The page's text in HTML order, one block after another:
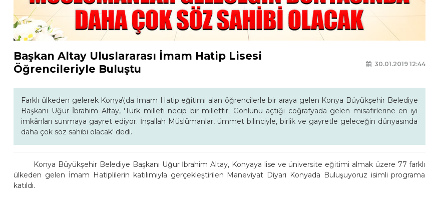
Başkan Altay Uluslararası İmam Hatip Lisesi
Öğrencileriyle Buluştu
30.01.2019 12:44
Farklı ülkeden gelerek Konya\'da İmam Hatip eğitimi alan öğrencilerle bir araya gelen Konya Büyükşehir Belediye
Başkanı Uğur İbrahim Altay, 'Türk milleti necip bir millettir. Gönlünü açtığı coğrafyada gelen misafirlerine en iyi
imkânları sunmaya gayret ediyor. İnşallah Müslümanlar, ümmet bilinciyle, birlik ve gayretle geleceğin dünyasında
daha çok söz sahibi olacak' dedi.
Konya Büyükşehir Belediye Başkanı Uğur İbrahim Altay, Konyaya lise ve üniversite eğitimi almak üzere 77 farklı
ülkeden gelen İmam Hatiplilerin katılımıyla gerçekleştirilen Maneviyat Diyarı Konyada Buluşuyoruz isimli programa
katıldı.